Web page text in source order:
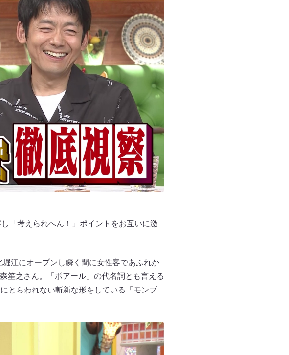
「考えられへん！」ポイントをお互いに激
江にオープンし瞬く間に女性客であふれか
笙之さん。「ポアール」の代名詞とも言える
とらわれない斬新な形をしている「モンブ